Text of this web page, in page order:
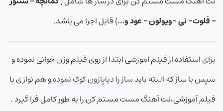
– فلوت- نی -ویولون – عود و…) قابل اجرا می باشد.
برای استفاده از فیلم اموزشی ابتدا از روی فیلم وزن خوانی نموده و
سپس با ساز که البته بایدساز را دیاپازون کوک نمودهو هم نوازی با
فیلم آموزشی،نت آهنگ مست مستم کن را به طور کامل فرا گیرد .